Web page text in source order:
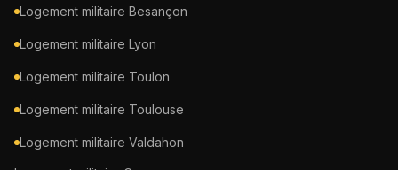
Logement militaire Besançon
Logement militaire Lyon
Logement militaire Toulon
Logement militaire Toulouse
Logement militaire Valdahon